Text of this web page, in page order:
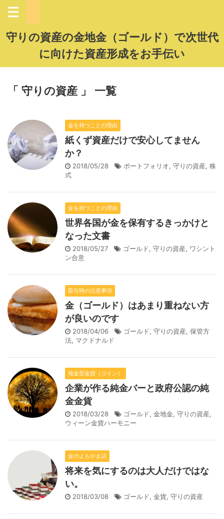
守りの資産の金地金（ゴールド）で次世代
に向けた資産形成をお手伝い
「 守りの資産 」 一覧
金を持つことの理由
紙くず資産だけで安心してません
か？
2018/05/28 ポートフォリオ, 守りの資産, 株
式
金を持つことの理由
世界各国が金を保有するきっかけと
なった文書
2018/05/27 ゴールド, 守りの資産, ワシント
ン合意
取引時の注意事項
金（ゴールド）はあまり重ねない方
が良いのです
2018/04/06 ゴールド, 守りの資産, 保管方
法, マクドナルド
地金型金貨（コイン）
企業が作る純金バーと政府公認の純
金金貨
2018/03/28 ゴールド, 金地金, 守りの資産,
ウィーン金貨ハーモニー
金のよもやま話
将来を気にするのは大人だけではな
い。
2018/03/08 ゴールド, 金貨, 守りの資産